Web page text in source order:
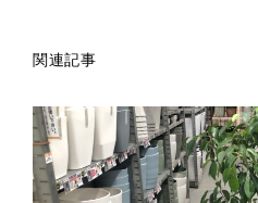
関連記事